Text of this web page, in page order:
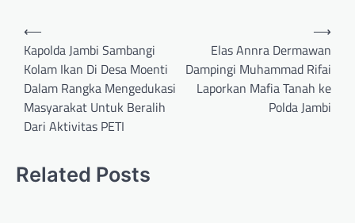
⟵
Kapolda Jambi Sambangi
Kolam Ikan Di Desa Moenti
Dalam Rangka Mengedukasi
Masyarakat Untuk Beralih
Dari Aktivitas PETI
Elas Annra Dermawan
Dampingi Muhammad Rifai
Laporkan Mafia Tanah ke
Polda Jambi
⟶
Related Posts